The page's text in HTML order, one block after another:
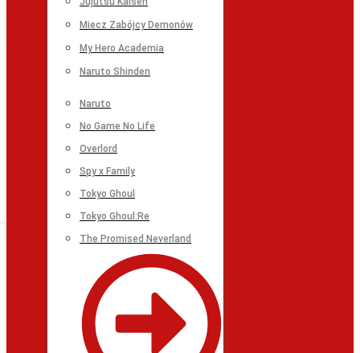
Miecz Zabójcy Demonów
My Hero Academia
Naruto Shinden
Naruto
No Game No Life
Overlord
Spy x Family
Tokyo Ghoul
Tokyo Ghoul:Re
The Promised Neverland